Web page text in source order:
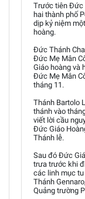
Trước tiên Đức
hai thành phố
dịp kỷ niệm
hoàng.
Đức Thánh
Đức Mẹ Mân
Giáo hoàng và
Đức Mẹ Mân
tháng 11.
Thánh Bartolo
thánh vào
viết lời cầu
Đức Giáo
Thánh lễ.
Sau đó Đức
trưa trước khi
các linh mục
Thánh
Quảng trường